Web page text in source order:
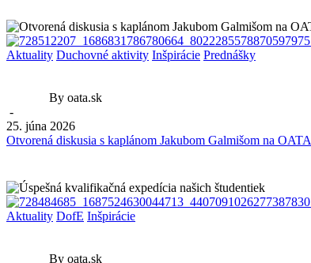
Aktuality Duchovné aktivity Inšpirácie Prednášky
By oata.sk
-
25. júna 2026
Otvorená diskusia s kaplánom Jakubom Galmišom na OATA
Aktuality DofE Inšpirácie
By oata.sk